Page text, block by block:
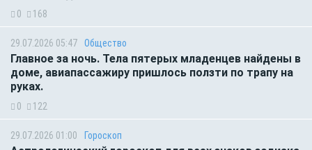
0 168
29.07.2026 05:47 Общество
Главное за ночь. Тела пятерых младенцев найдены в
доме, авиапассажиру пришлось ползти по трапу на
руках.
0 122
29.07.2026 01:00 Гороскоп